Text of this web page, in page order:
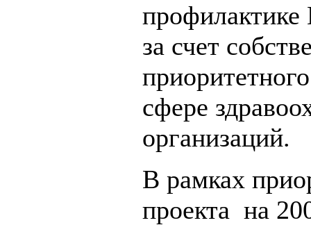
за счет
сфере
организаций.
В рамках
проекта на